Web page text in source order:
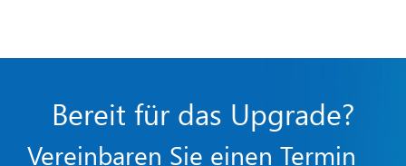
Bereit für das Upgrade?
Vereinbaren Sie einen Termin